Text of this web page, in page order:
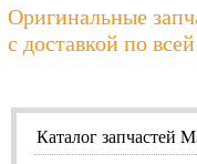
Оригинальные
с доставкой по
Каталог запчастей